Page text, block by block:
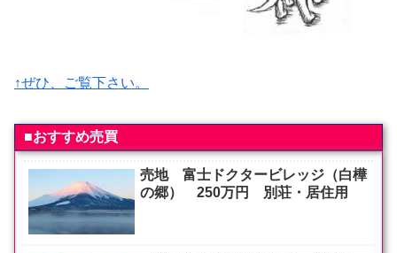
↑ぜひ、ご覧下さい。
■おすすめ売買
売地 富士ドクタービレッジ（白樺
の郷） 250万円 別荘・居住用